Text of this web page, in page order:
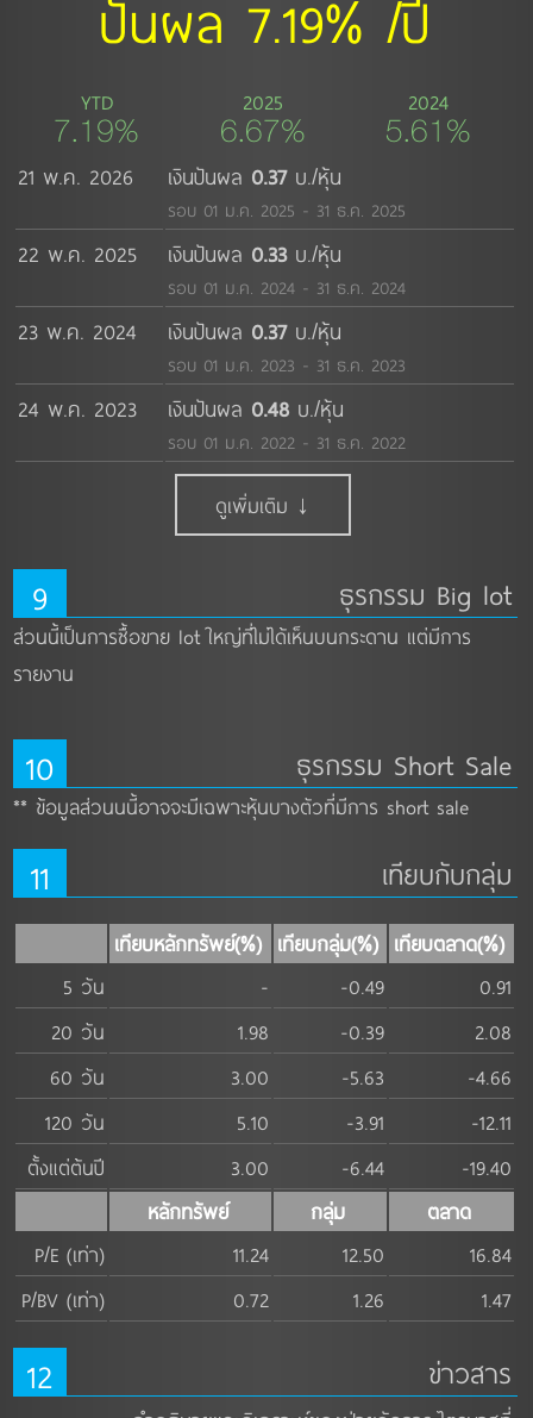
ปันผล 7.19% /ปี
YTD
7.19%
2025
6.67%
2024
5.61%
21 พ.ค. 2026 เงินปันผล 0.37บ./หุ้น
รอบ 01 ม.ค. 2025 - 31 ธ.ค. 2025
22 พ.ค. 2025 เงินปันผล 0.33บ./หุ้น
รอบ 01 ม.ค. 2024 - 31 ธ.ค. 2024
23 พ.ค. 2024 เงินปันผล 0.37บ./หุ้น
รอบ 01 ม.ค. 2023 - 31 ธ.ค. 2023
24 พ.ค. 2023 เงินปันผล 0.48 บ./หุ้น
รอบ 01 ม.ค. 2022 - 31 ธ.ค. 2022
ดูเพิ่มเติม ↓
9 ธุรกรรม Big lot
ส่วนนี้เป็นการซื้อขาย lot ใหญ่ที่ไม่ได้เห็นบนกระดาน แต่มีการ
รายงาน
10 ธุรกรรม Short Sale
** ข้อมูลส่วนนนี้อาจจะมีเฉพาะหุ้นบางตัวที่มีการ short sale
11 เทียบกับกลุ่ม
เทียบหลักทรัพย์(%) เทียบกลุ่ม(%) เทียบตลาด(%)
5 วัน
- -0.49
0.91
20 วัน
1.98 -0.39
2.08
60 วัน
3.00 -5.63
-4.66
120 วัน
5.10 -3.91
-12.11
ตั้งแต่ต้นปี
3.00 -6.44
-19.40
หลักทรัพย์
กลุ่ม
ตลาด
P/E (เท่า)
11.24 12.50
16.84
P/BV (เท่า)
0.72 1.26 1.47
12 ข่าวสาร